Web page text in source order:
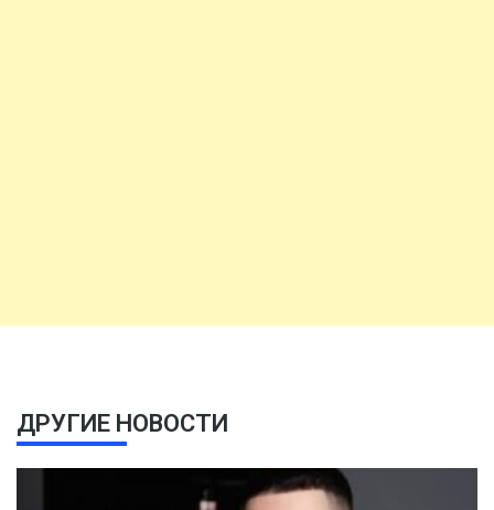
ДРУГИЕ НОВОСТИ